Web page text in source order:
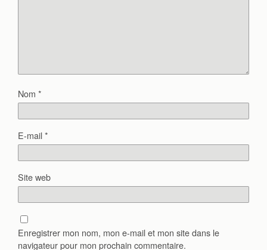
Nom *
E-mail*
Site web
Enregistrer mon nom, mon e-mail et mon site dans le
navigateur pour mon prochain commentaire.